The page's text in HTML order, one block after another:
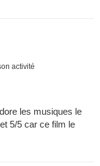
activité
les musiques le
5/5 car ce film le